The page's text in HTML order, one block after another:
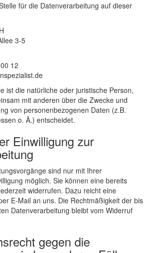
für die Datenverarbeitung auf dieser
3-5
12
ist die natürliche oder juristische Person,
mit anderen über die Zwecke und
von personenbezogenen Daten (z.B.
o. Ä.) entscheidet.
Einwilligung zur
sind nur mit Ihrer
möglich. Sie können eine bereits
widerrufen. Dazu reicht eine
E-Mail an uns. Die Rechtmäßigkeit der bis
Datenverarbeitung bleibt vom Widerruf
gegen die